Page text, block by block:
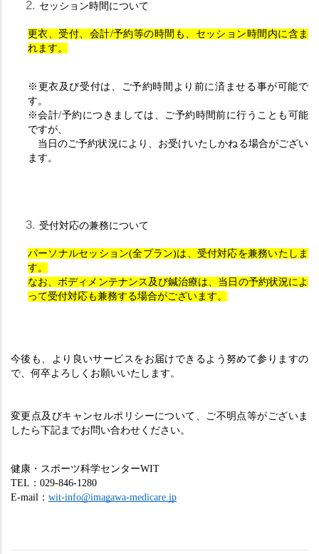
セッション時間について
更衣、受付、会計/予約等の時間も、セッション時間内に含ま
れます。
※更衣及び受付は、ご予約時間より前に済ませる事が可能で
す。
※会計/予約につきましては、ご予約時間前に行うことも可能
ですが、
当日のご予約状況により、お受けいたしかねる場合がござい
ます。
受付対応の兼務について
パーソナルセッション(全プラン)は、受付対応を兼務いたしま
す。
なお、ボディメンテナンス及び鍼治療は、当日の予約状況によ
って受付対応も兼務する場合がございます。
今後も、より良いサービスをお届けできるよう努めて参りますの
で、何卒よろしくお願いいたします。
変更点及びキャンセルポリシーについて、ご不明点等がございま
したら下記までお問い合わせください。
健康・スポーツ科学センターWIT
TEL：029-846-1280
E-mail： wit-info@imagawa-medicare.jp